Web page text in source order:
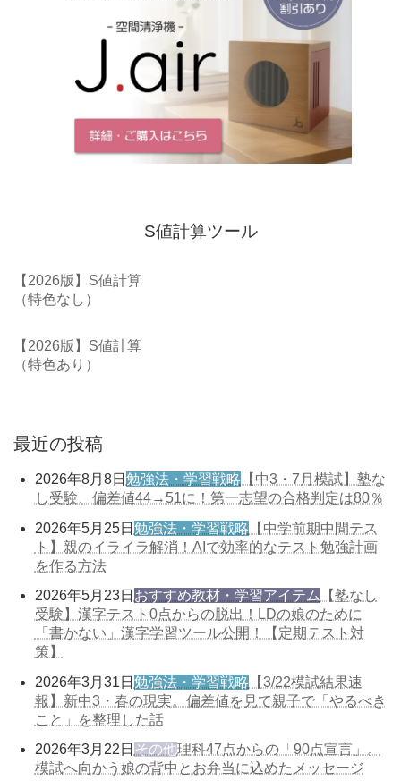
S値計算ツール
【2026版】S値計算
（特色なし）
【2026版】S値計算
（特色あり）
最近の投稿
2026年8月8日 勉強法・学習戦略 【中3・7月模試】塾な
し受験、偏差値44→51に！第一志望の合格判定は80％
2026年5月25日 勉強法・学習戦略 【中学前期中間テス
ト】親のイライラ解消！AIで効率的なテスト勉強計画
を作る方法
2026年5月23日 おすすめ教材・学習アイテム 【塾なし
受験】漢字テスト0点からの脱出！LDの娘のために
「書かない」漢字学習ツール公開！【定期テスト対
策】
2026年3月31日 勉強法・学習戦略 【3/22模試結果速
報】新中3・春の現実。偏差値を見て親子で「やるべき
こと」を整理した話
2026年3月22日 その他理科47点からの「90点宣言」。
模試へ向かう娘の背中とお弁当に込めたメッセージ